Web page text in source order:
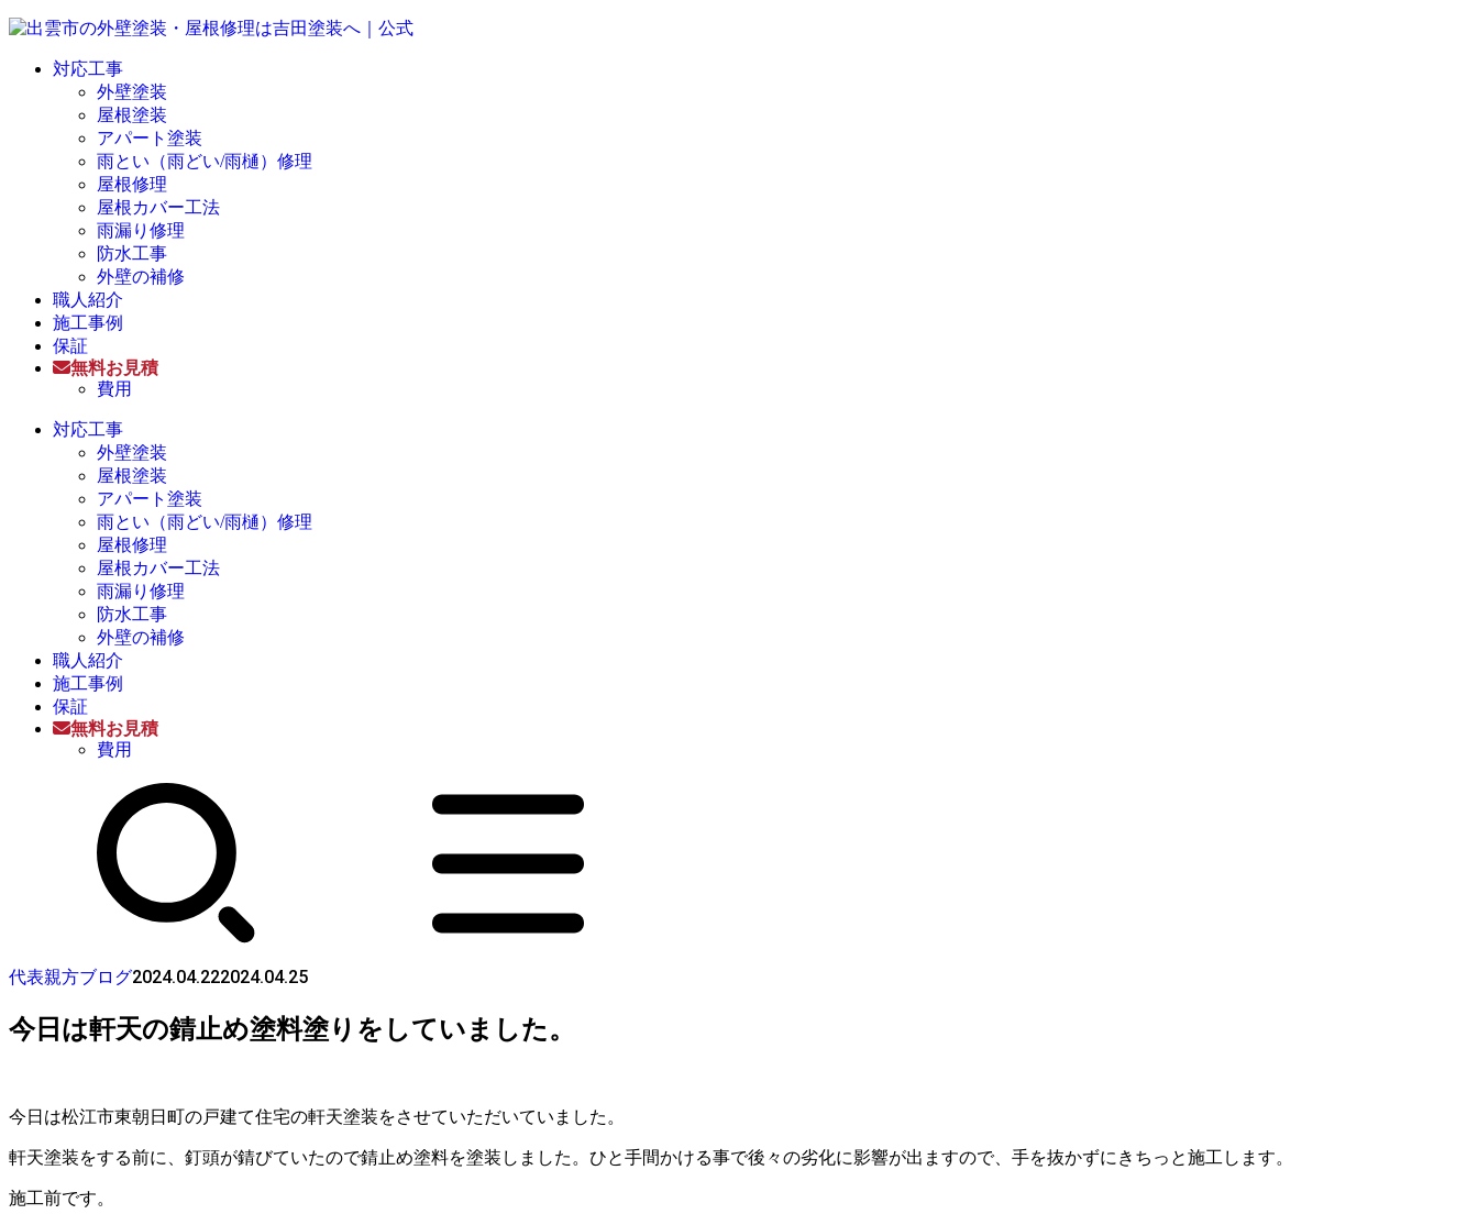
対応工事
外壁塗装
屋根塗装
アパート塗装
雨とい（雨どい/雨樋）修理
屋根修理
屋根カバー工法
雨漏り修理
防水工事
外壁の補修
職人紹介
施工事例
保証
無料お見積
費用
対応工事
外壁塗装
屋根塗装
アパート塗装
雨とい（雨どい/雨樋）修理
屋根修理
屋根カバー工法
雨漏り修理
防水工事
外壁の補修
職人紹介
施工事例
保証
無料お見積
費用
代表親方ブログ2024.04.222024.04.25
今日は軒天の錆止め塗料塗りをしていました。
今日は松江市東朝日町の戸建て住宅の軒天塗装をさせていただいていました。
軒天塗装をする前に、釘頭が錆びていたので錆止め塗料を塗装しました。ひと手間かける事で後々の劣化に影響が出ますので、手を抜かずにきちっと施工します。
施工前です。